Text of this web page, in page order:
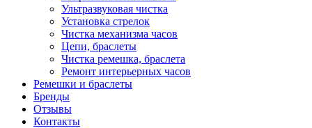
Ультразвуковая чистка
Установка стрелок
Чистка механизма часов
Цепи, браслеты
Чистка ремешка, браслета
Ремонт интерьерных часов
Ремешки и браслеты
Бренды
Отзывы
Контакты